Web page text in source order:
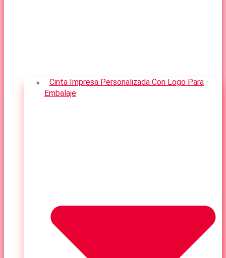
Cinta Impresa Personalizada Con Logo Para
Embalaje